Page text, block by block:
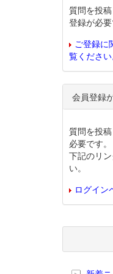
質問を投
登録が必要
ご登録に
覧ください
会員登録
質問を投
必要です。
下記のリ
い。
ログイン